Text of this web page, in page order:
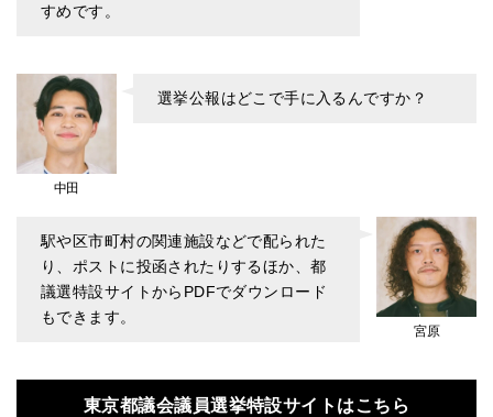
すめです。
中田
選挙公報はどこで手に入るんですか？
宮原
駅や区市町村の関連施設などで配られた
り、ポストに投函されたりするほか、都
議選特設サイトからPDFでダウンロード
もできます。
東京都議会議員選挙特設サイトはこちら